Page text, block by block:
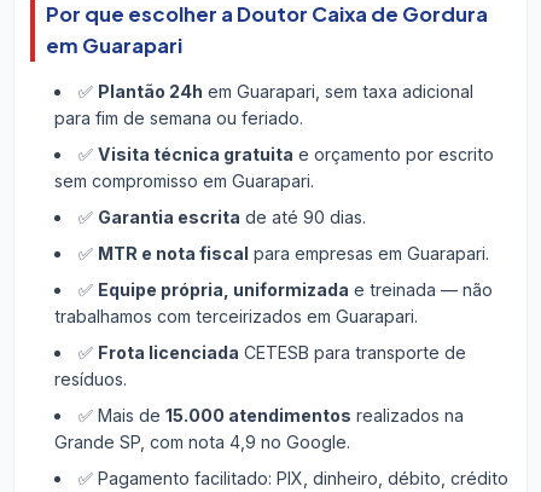
Por que escolher a Doutor Caixa de Gordura
em Guarapari
✅ Plantão 24h em Guarapari, sem taxa adicional
para fim de semana ou feriado.
✅ Visita técnica gratuita e orçamento por escrito
sem compromisso em Guarapari.
✅ Garantia escrita de até 90 dias.
✅ MTR e nota fiscal para empresas em Guarapari.
✅ Equipe própria, uniformizada e treinada — não
trabalhamos com terceirizados em Guarapari.
✅ Frota licenciada CETESB para transporte de
resíduos.
✅ Mais de 15.000 atendimentos realizados na
Grande SP, com nota 4,9 no Google.
✅ Pagamento facilitado: PIX, dinheiro, débito, crédito